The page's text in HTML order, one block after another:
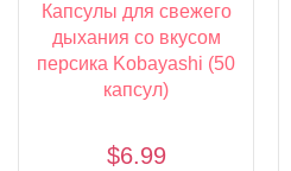
Капсулы для свежего
дыхания со вкусом
персика Kobayashi (50
капсул)
$6.99